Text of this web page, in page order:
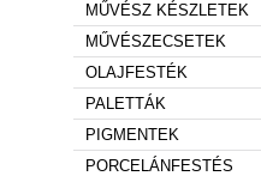
MŰVÉSZ KÉSZLETEK
MŰVÉSZECSETEK
OLAJFESTÉK
PALETTÁK
PIGMENTEK
PORCELÁNFESTÉS